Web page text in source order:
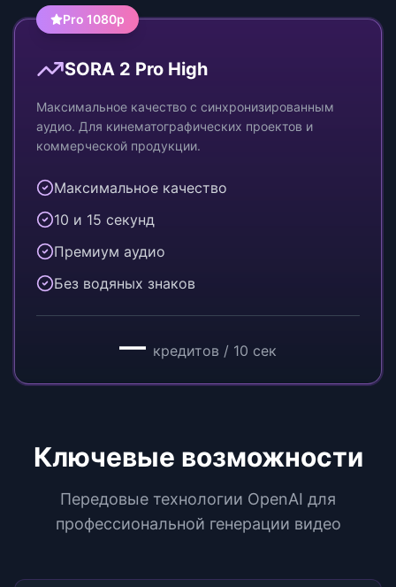
Pro 1080p
SORA 2 Pro High
Максимальное качество с синхронизированным
аудио. Для кинематографических проектов и
коммерческой продукции.
Максимальное качество
10 и 15 секунд
Премиум аудио
Без водяных знаков
— кредитов / 10 сек
Ключевые возможности
Передовые технологии OpenAI для
профессиональной генерации видео